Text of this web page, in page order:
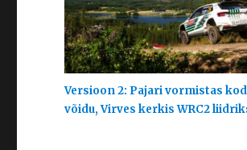
Versioon 2: Pajari vormistas
võidu, Virves kerkis WRC2